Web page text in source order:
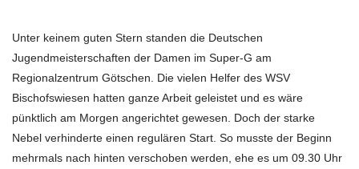
Unter keinem guten Stern standen die Deutschen
Jugendmeisterschaften der Damen im Super-G am
Regionalzentrum Götschen. Die vielen Helfer des WSV
Bischofswiesen hatten ganze Arbeit geleistet und es wäre
pünktlich am Morgen angerichtet gewesen. Doch der starke
Nebel verhinderte einen regulären Start. So musste der Beginn
mehrmals nach hinten verschoben werden, ehe es um 09.30 Uhr